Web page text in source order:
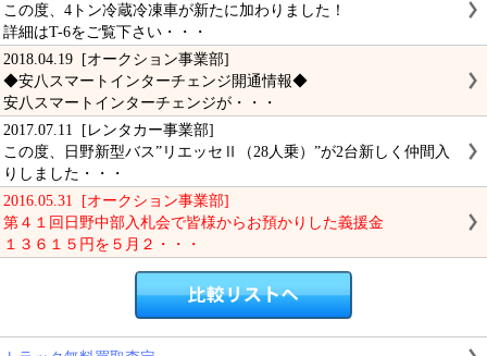
この度、4トン冷蔵冷凍車が新たに加わりました！
詳細はT-6をご覧下さい・・・
2018.04.19 [オークション事業部]
◆安八スマートインターチェンジ開通情報◆
安八スマートインターチェンジが・・・
2017.07.11 [レンタカー事業部]
この度、日野新型バス”リエッセⅡ（28人乗）”が2台新しく仲間入
りしました・・・
2016.05.31 [オークション事業部]
第４１回日野中部入札会で皆様からお預かりした義援金
１３６１５円を５月２・・・